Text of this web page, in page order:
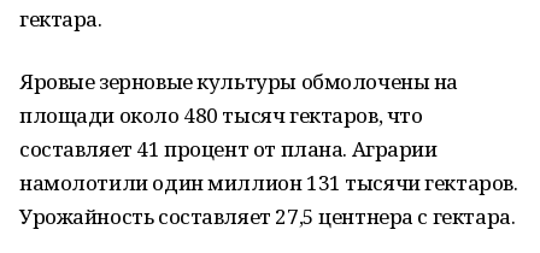
гектара.
Яровые зерновые культуры обмолочены на
площади около 480 тысяч гектаров, что
составляет 41 процент от плана. Аграрии
намолотили один миллион 131 тысячи гектаров.
Урожайность составляет 27,5 центнера с гектара.